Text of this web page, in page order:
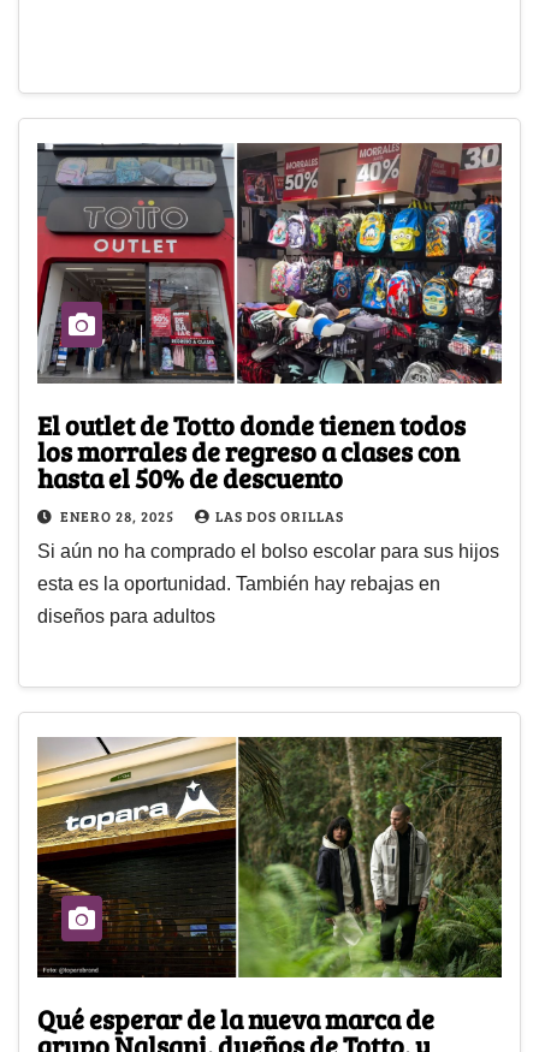
El outlet de Totto donde tienen todos
los morrales de regreso a clases con
hasta el 50% de descuento
ENERO 28, 2025 LAS DOS ORILLAS
Si aún no ha comprado el bolso escolar para sus hijos
esta es la oportunidad. También hay rebajas en
diseños para adultos
Qué esperar de la nueva marca de